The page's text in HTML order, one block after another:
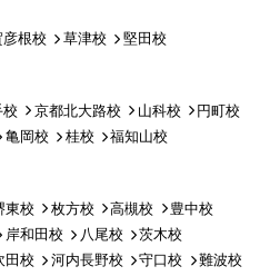
根校 草津校 堅田校
京都北大路校 山科校
円町校
亀岡校 桂校 福知山校
東校 枚方校 高槻校
豊中校
岸和田校 八尾校
茨木校
田校 河内長野校 守口校
難波校